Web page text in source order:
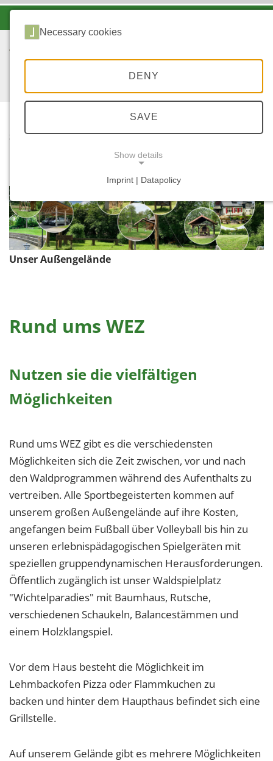
START
...
Unser Außengelände
Rund ums WEZ
Nutzen sie die vielfältigen
Möglichkeiten
Rund ums WEZ gibt es die verschiedensten
Möglichkeiten sich die Zeit zwischen, vor und nach
den Waldprogrammen während des Aufenthalts zu
vertreiben. Alle Sportbegeisterten kommen auf
unserem großen Außengelände auf ihre Kosten,
angefangen beim Fußball über Volleyball bis hin zu
unseren erlebnispädagogischen Spielgeräten mit
speziellen gruppendynamischen Herausforderungen.
Öffentlich zugänglich ist unser Waldspielplatz
"Wichtelparadies" mit Baumhaus, Rutsche,
verschiedenen Schaukeln, Balancestämmen und
einem Holzklangspiel.
Vor dem Haus besteht die Möglichkeit im
Lehmbackofen Pizza oder Flammkuchen zu
backen und hinter dem Haupthaus befindet sich eine
Grillstelle.
Auf unserem Gelände gibt es mehrere Möglichkeiten
Necessary cookies
DENY
SAVE
Show details
Imprint | Datapolicy